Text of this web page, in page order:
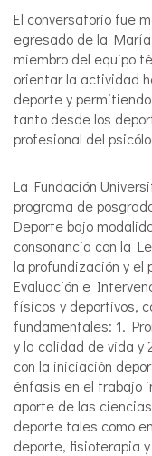
El conversatorio fue
egresado de la
miembro del equipo
orientar la actividad
deporte y
tanto desde los
profesional del
La Fundación
programa de
Deporte bajo
consonancia con la
la profundización y
Evaluación e
físicos y deportivos,
fundamentales: 1.
y la calidad de vida y
con la iniciación
énfasis en el trabajo
aporte de las
deporte tales como
deporte, fisioterapia